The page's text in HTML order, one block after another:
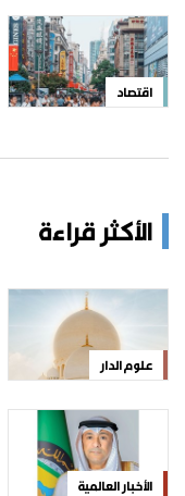
اقتصاد
الأكثر قراءة
علوم الدار
الأخبار العالمية